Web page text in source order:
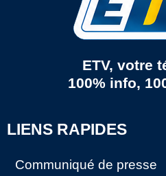
ETV, votre
100% info,
LIENS RAPIDES
Communiqué de presse